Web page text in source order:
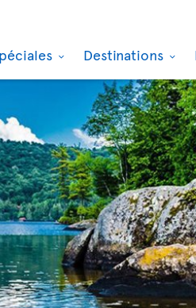
Destinations